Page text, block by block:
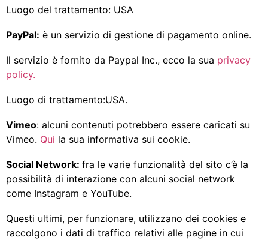
Luogo del trattamento: USA
PayPal: è un servizio di gestione di pagamento online.
Il servizio è fornito da Paypal Inc., ecco la sua privacy
policy.
Luogo di trattamento:USA.
Vimeo: alcuni contenuti potrebbero essere caricati su
Vimeo. Qui la sua informativa sui cookie.
Social Network: fra le varie funzionalità del sito c’è la
possibilità di interazione con alcuni social network
come Instagram e YouTube.
Questi ultimi, per funzionare, utilizzano dei cookies e
raccolgono i dati di traffico relativi alle pagine in cui